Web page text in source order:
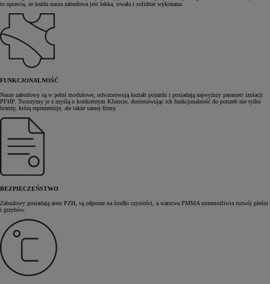
to sprawia, że każda nasza zabudowa jest lekka, trwała i solidnie wykonana.
FUNKCJONALNOŚĆ
Nasze zabudowy są w pełni modułowe, odwzorowują kształt pojazdu i posiadają najwyższy parametr izolacji
PFHP. Tworzymy je z myślą o konkretnym Kliencie, dostosowując ich funkcjonalność do potrzeb nie tylko
branży, którą reprezentuje, ale także samej firmy.
BEZPIECZEŃSTWO
Zabudowy posiadają atest PZH, są odporne na środki czystości, a warstwa PMMA uniemożliwia rozwój pleśni
i grzybów.